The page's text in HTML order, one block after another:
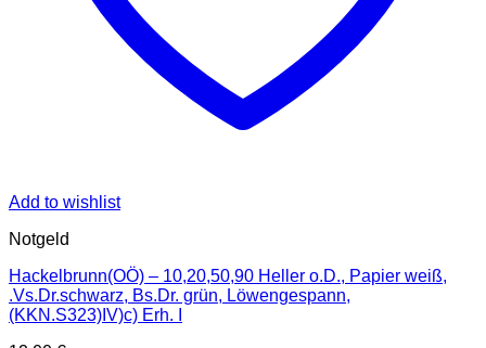
Add to wishlist
Notgeld
Hackelbrunn(OÖ) – 10,20,50,90 Heller o.D., Papier weiß,
.Vs.Dr.schwarz, Bs.Dr. grün, Löwengespann,
(KKN.S323)IV)c) Erh. I